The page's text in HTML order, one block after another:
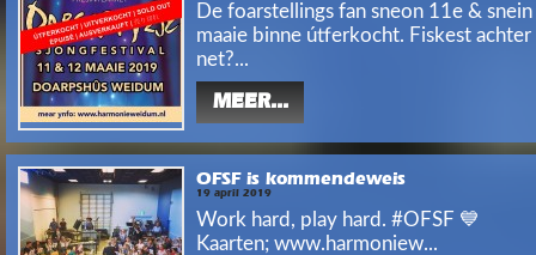
De foarstellings fan sneon 11e &
maaie binne útferkocht. Fiskest achter
net?...
MEER...
OFSF is kommendeweis
19 april 2019
Work hard, play hard.‬ ‪#OFSF 💙‬
‪Kaarten; www.harmoniew...